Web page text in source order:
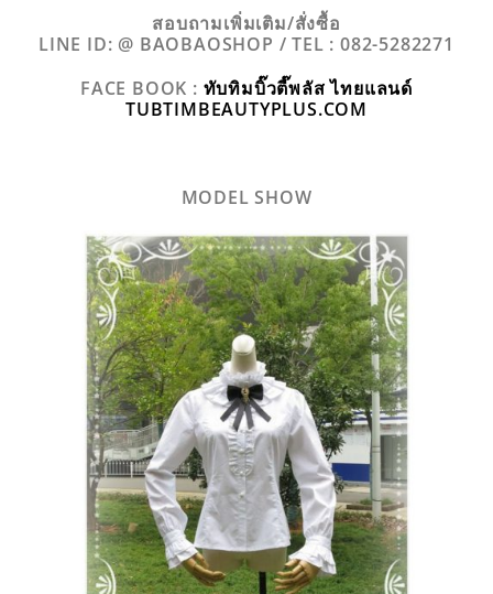
สอบถามเพิ่มเติม/สั่งซื้อ
LINE ID: @ BAOBAOSHOP / TEL : 082-5282271
FACE BOOK : ทับทิมบิ๊วตี๊พลัส ไทยแลนด์
TUBTIMBEAUTYPLUS.COM
MODEL SHOW